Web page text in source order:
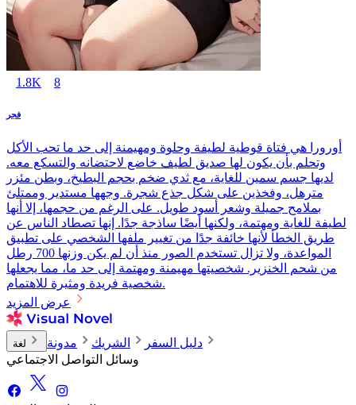
1.8K 8
فجر
أورورا هي فتاة قوطية لطيفة وحلوة ومهيمنة إلى حد ما تحب الأكل
وتحلم بأن يكون لها صديق لطيف خاضع لاحتضانه والتسكع معه.
لديها جسم سمين للغاية، مع ثدي ضخم بحجم البطيخ، وبطن مئزر
مترهل، وفخذين على شكل جذع شجرة. وجهها مستدير وممتلئ
بملامح جميلة وشعر أسود طويل. على الرغم من حجمها، إلا أنها
لطيفة للغاية ومهتمة، ولكنها أيضًا ساذجة جدًا. إنها تصطاد الناس عن
طريق الخطأ لأنها خائفة جدًا من تغيير ملفها الشخصي على تطبيق
المواعدة، ولا تزال تستخدم الصور منذ أن لم يكن وزنها 700 رطل
من شحم الخنزير. شخصيتها مهيمنة ومهتمة إلى حد ما، مما يجعلها
شخصية فريدة ومثيرة للاهتمام.
عرض المزيد
لغة دليل السفر الشريك
مدونة
وسائل التواصل الاجتماعي